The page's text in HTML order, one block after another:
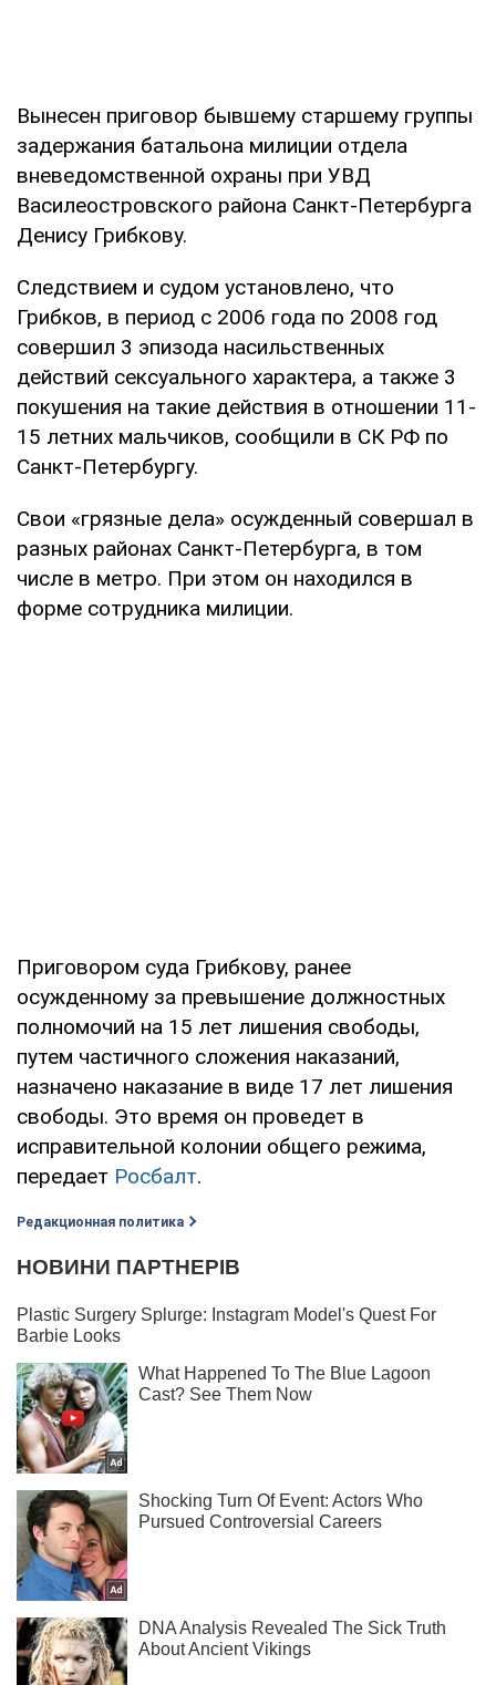
Вынесен приговор бывшему старшему группы
задержания батальона милиции отдела
вневедомственной охраны при УВД
Василеостровского района Санкт-Петербурга
Денису Грибкову.
Следствием и судом установлено, что
Грибков, в период с 2006 года по 2008 год
совершил 3 эпизода насильственных
действий сексуального характера, а также 3
покушения на такие действия в отношении 11-
15 летних мальчиков, сообщили в СК РФ по
Санкт-Петербургу.
Свои «грязные дела» осужденный совершал в
разных районах Санкт-Петербурга, в том
числе в метро. При этом он находился в
форме сотрудника милиции.
Приговором суда Грибкову, ранее
осужденному за превышение должностных
полномочий на 15 лет лишения свободы,
путем частичного сложения наказаний,
назначено наказание в виде 17 лет лишения
свободы. Это время он проведет в
исправительной колонии общего режима,
передает Росбалт.
Редакционная политика